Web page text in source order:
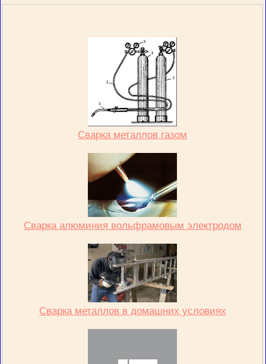
Сварка металлов газом
Сварка алюминия вольфрамовым электродом
Сварка металлов в домашних условиях